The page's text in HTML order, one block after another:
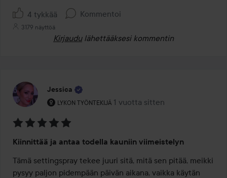
4 tykkää Kommentoi
3179 näyttöä
Kirjaudu lähettääksesi kommentin
Jessica
LYKON TYÖNTEKIJÄ
Käyttäjän rooli: Lykon työntekijä.
1 vuotta sitten
Viesti luotiin 1 vuotta sitten
5
/
5
Kiinnittää ja antaa todella kauniin viimeistelyn
Tämä settingspray tekee juuri sitä, mitä sen pitää, meikki
pysyy paljon pidempään päivän aikana, vaikka käytän